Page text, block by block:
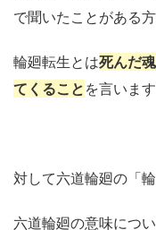
で聞いたことがある
輪廻転生とは死んだ
てくること を言います
対して六道輪廻の「
六道輪廻の意味につ